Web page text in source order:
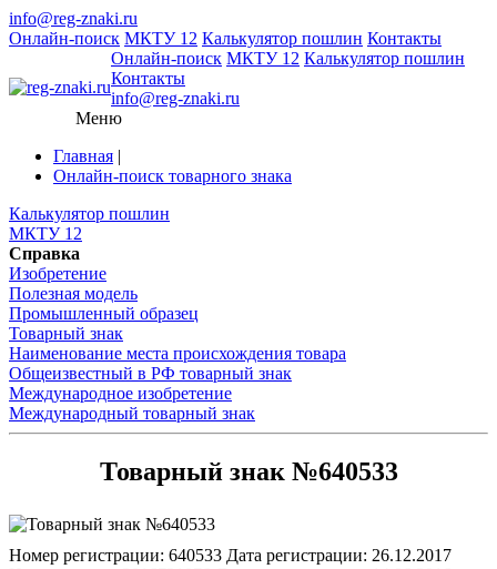
info@reg-znaki.ru
Онлайн-поиск МКТУ 12 Калькулятор пошлин Контакты
Онлайн-поиск МКТУ 12 Калькулятор пошлин
Контакты
info@reg-znaki.ru
Меню
Главная |
Онлайн-поиск товарного знака
Калькулятор пошлин
МКТУ 12
Справка
Изобретение
Полезная модель
Промышленный образец
Товарный знак
Наименование места происхождения товара
Общеизвестный в РФ товарный знак
Международное изобретение
Международный товарный знак
Товарный знак №640533
Номер регистрации: 640533 Дата регистрации: 26.12.2017